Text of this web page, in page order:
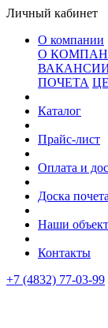
Личный кабинет
О компании
О
ПОЧЕТА
Каталог
Прайс-лист
Оплата и
Доска почета
Наши
Контакты
+7 (4832) 77-03-99